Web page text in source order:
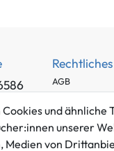
Rechtliches
AGB
und ähnliche
unserer
Medien von